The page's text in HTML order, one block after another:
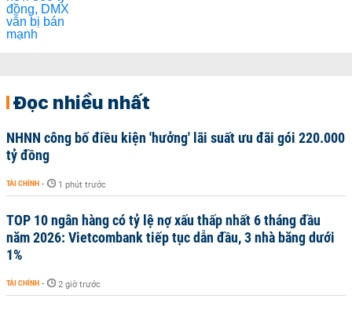
Đọc nhiều nhất
NHNN công bố điều kiện 'hưởng' lãi suất ưu đãi gói 220.000
tỷ đồng
TÀI CHÍNH - 1 phút trước
TOP 10 ngân hàng có tỷ lệ nợ xấu thấp nhất 6 tháng đầu
năm 2026: Vietcombank tiếp tục dẫn đầu, 3 nhà băng dưới
1%
TÀI CHÍNH - 2 giờ trước